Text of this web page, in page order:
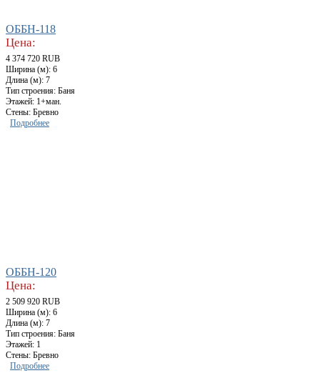
ОББН-118
Цена:
4 374 720 RUB
Ширина (м): 6
Длина (м): 7
Тип строения: Баня
Этажей: 1+ман.
Стены: Бревно
Подробнее
ОББН-120
Цена:
2 509 920 RUB
Ширина (м): 6
Длина (м): 7
Тип строения: Баня
Этажей: 1
Стены: Бревно
Подробнее